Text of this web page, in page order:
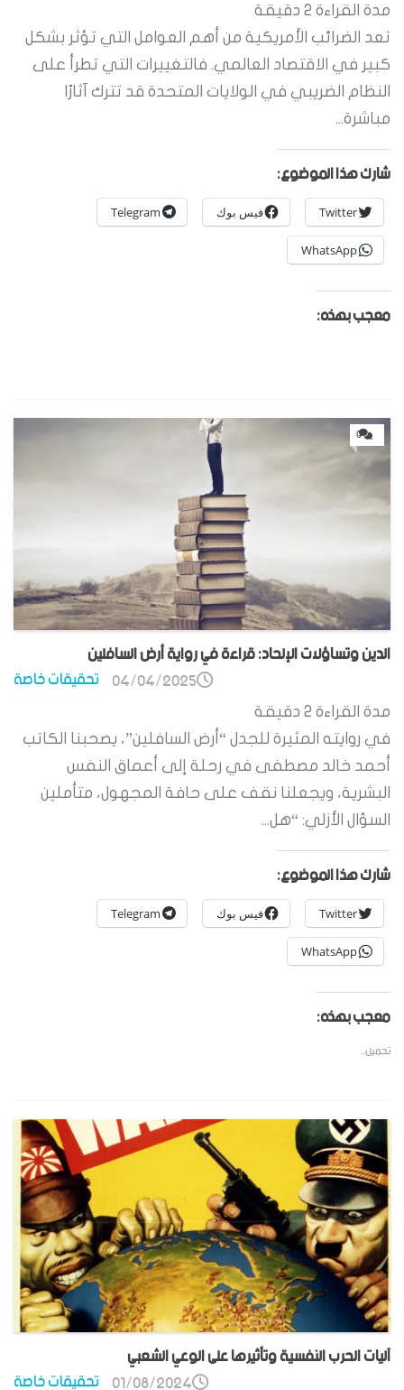
مدة القراءة 2 دقيقة
تعد الضرائب الأمريكية من أهم العوامل التي تؤثر بشكل
كبير في الاقتصاد العالمي. فالتغييرات التي تطرأ على
النظام الضريبي في الولايات المتحدة قد تترك آثارًا
مباشرة...
شارك هذا الموضوع:
Twitter فيس بوك Telegram
WhatsApp
معجب بهذه:
0
الدين وتساؤلات الإلحاد: قراءة في رواية أرض السافلين
تحقيقات خاصة 04/04/2025
مدة القراءة 2 دقيقة
في روايته المثيرة للجدل “أرض السافلين”، يصحبنا الكاتب
أحمد خالد مصطفى في رحلة إلى أعماق النفس
البشرية، ويجعلنا نقف على حافة المجهول، متأملين
السؤال الأزلي: “هل...
شارك هذا الموضوع:
Twitter فيس بوك Telegram
WhatsApp
معجب بهذه:
تحميل...
آليات الحرب النفسية وتأثيرها على الوعي الشعبي
تحقيقات خاصة